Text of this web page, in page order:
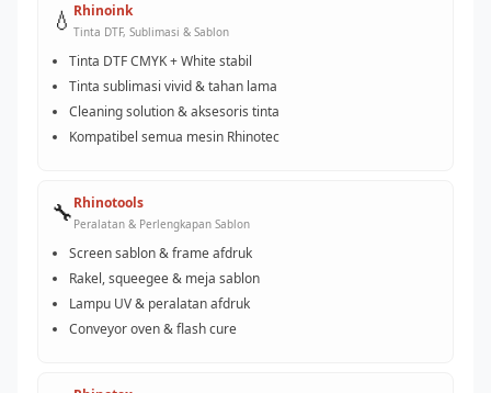
💧 Rhinoink
Tinta DTF, Sublimasi & Sablon
Tinta DTF CMYK + White stabil
Tinta sublimasi vivid & tahan lama
Cleaning solution & aksesoris tinta
Kompatibel semua mesin Rhinotec
🔧Rhinotools
Peralatan & Perlengkapan Sablon
Screen sablon & frame afdruk
Rakel, squeegee & meja sablon
Lampu UV & peralatan afdruk
Conveyor oven & flash cure